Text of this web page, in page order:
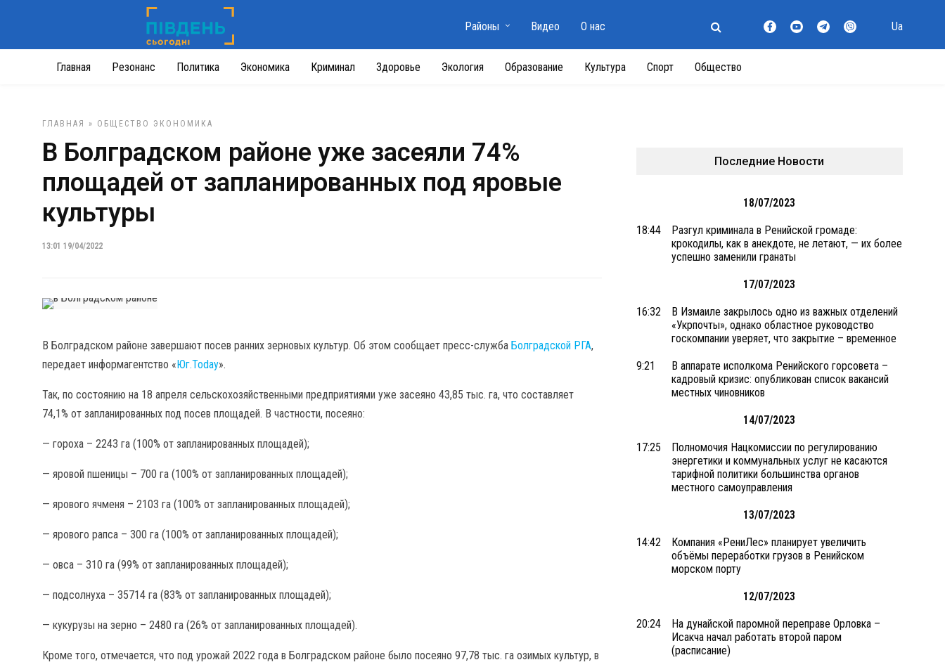
Главная Резонанс Политика Экономика Криминал Здоровье Экология Образование Культура Спорт Общество
Районы Видео О нас Ua
ГЛАВНАЯ » ОБЩЕСТВО ЭКОНОМИКА
В Болградском районе уже засеяли 74%
площадей от запланированных под яровые
культуры
13:01 19/04/2022
В Болградском районе завершают посев ранних зерновых культур. Об этом сообщает пресс-служба Болградской РГА,
передает информагентство «Юг.Today».
Так, по состоянию на 18 апреля сельскохозяйственными предприятиями уже засеяно 43,85 тыс. га, что составляет
74,1% от запланированных под посев площадей. В частности, посеяно:
— гороха – 2243 га (100% от запланированных площадей);
— яровой пшеницы – 700 га (100% от запланированных площадей);
— ярового ячменя – 2103 га (100% от запланированных площадей);
— ярового рапса – 300 га (100% от запланированных площадей);
— овса – 310 га (99% от запланированных площадей);
— подсолнуха – 35714 га (83% от запланированных площадей);
— кукурузы на зерно – 2480 га (26% от запланированных площадей).
Кроме того, отмечается, что под урожай 2022 года в Болградском районе было посеяно 97,78 тыс. га озимых культур, в
Последние Новости
18/07/2023
18:44
Разгул криминала в Ренийской громаде:
крокодилы, как в анекдоте, не летают, — их более
успешно заменили гранаты
17/07/2023
16:32
В Измаиле закрылось одно из важных отделений
«Укрпочты», однако областное руководство
госкомпании уверяет, что закрытие – временное
9:21
В аппарате исполкома Ренийского горсовета –
кадровый кризис: опубликован список вакансий
местных чиновников
14/07/2023
17:25
Полномочия Нацкомиссии по регулированию
энергетики и коммунальных услуг не касаются
тарифной политики большинства органов
местного самоуправления
13/07/2023
14:42
Компания «РениЛес» планирует увеличить
объёмы переработки грузов в Ренийском
морском порту
12/07/2023
20:24
На дунайской паромной переправе Орловка –
Исакча начал работать второй паром
(расписание)